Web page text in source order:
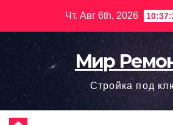
содержимому
Чт. Авг 6th, 2026
Мир
Стройка под